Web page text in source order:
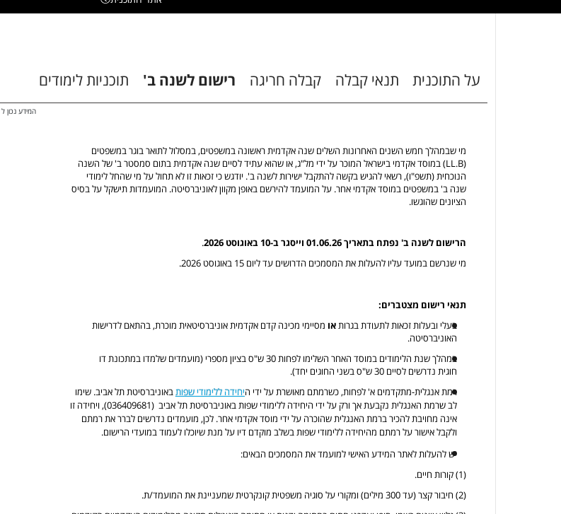
המידע נכון ל
על התוכנית תנאי קבלה קבלה חריגה רישום לשנה ב' תוכניות לימודים
מי שבמהלך חמש השנים האחרונות השלים שנה אקדמית ראשונה במשפטים, במסלול לתואר בוגר במשפטים
(LL.B) במוסד אקדמי בישראל המוכר על ידי מל"ג, או שהוא עתיד לסיים שנה אקדמית בתום סמסטר ב' של השנה
הנוכחית (תשפ"ו), רשאי להגיש בקשה להתקבל ישירות לשנה ב'. יודגש כי זכאות זו לא תחול על מי שהחל לימודי
שנה ב' במשפטים במוסד אקדמי אחר. על המועמד להירשם באופן מקוון לאוניברסיטה. המועמדות תישקל על בסיס
הציונים שהוגשו.
הרישום לשנה ב' נפתח בתאריך 01.06.26 וייסגר ב-10 באוגוסט 2026
.
מי שנרשם במועד עליו להעלות את המסמכים הדרושים עד ליום 15 באוגוסט 2026.
תנאי רישום מצטברים:
בעלי ובעלות זכאות לתעודת בגרותאו מסיימי מכינה קדם אקדמית אוניברסיטאית מוכרת, בהתאם לדרישות
האוניברסיטה.
במהלך שנת הלימודים במוסד האחר השלימו לפחות 30 ש"ס בציון מספרי (מועמדים שלמדו במתכונת דו
חוגית נדרשים לסיים 30 ש"ס בשני החוגים יחד).
רמת אנגלית-מתקדמים א' לפחות, כשרמתם מאושרת על ידי היחידה ללימודי שפותבאוניברסיטת תל אביב. שימו
לב שרמת האנגלית נקבעת אך ורק על ידי היחידה ללימודי שפות באוניברסיטת תל אביב (036409681), ויחידה זו
אינה מחויבת להכיר ברמת האנגלית שהוכרה על ידי מוסד אקדמי אחר. לכן, מועמדים נדרשים לברר את רמתם
ולקבל אישור על רמתם מהיחידה ללימודי שפות בשלב מוקדם דיו על מנת שיוכלו לעמוד במועדי הרישום.
יש להעלות לאתר המידע האישי למועמד את המסמכים הבאים:
(1) קורות חיים.
(2) חיבור קצר (עד 300 מילים) ומקורי על סוגיה משפטית קונקרטית שמעניינת את המועמד/ת.